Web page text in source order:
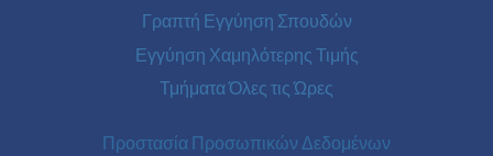
Γραπτή Εγγύηση Σπουδών
Εγγύηση Χαμηλότερης Τιμής
Τμήματα Όλες τις Ώρες
Προστασία Προσωπικών Δεδομένων